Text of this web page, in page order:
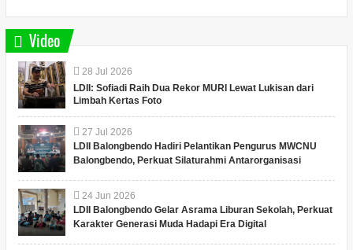
Video
28 Jul 2026
LDII: Sofiadi Raih Dua Rekor MURI Lewat Lukisan dari
Limbah Kertas Foto
27 Jul 2026
LDII Balongbendo Hadiri Pelantikan Pengurus MWCNU
Balongbendo, Perkuat Silaturahmi Antarorganisasi
24 Jun 2026
LDII Balongbendo Gelar Asrama Liburan Sekolah, Perkuat
Karakter Generasi Muda Hadapi Era Digital